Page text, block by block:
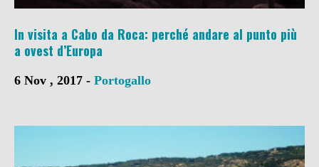
In visita a Cabo da Roca: perché andare al punto più
a ovest d’Europa
6 Nov , 2017 - Portogallo